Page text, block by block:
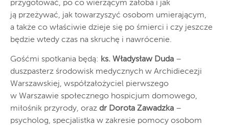
przygotować, po co wierzącym żałoba i jak
ją przeżywać, jak towarzyszyć osobom umierającym,
a także co właściwie dzieje się po śmierci i czy jeszcze
będzie wtedy czas na skruchę i nawrócenie.
Gośćmi spotkania będą: ks. Władysław Duda –
duszpasterz środowisk medycznych w Archidiecezji
Warszawskiej, współzałożyciel pierwszego
w Warszawie społecznego hospicjum domowego,
miłośnik przyrody, oraz dr Dorota Zawadzka –
psycholog, specjalistka w zakresie pomocy osobom